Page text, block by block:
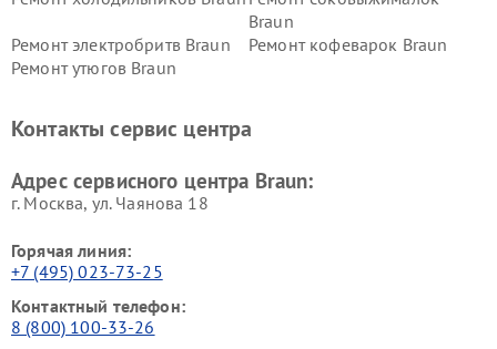
Braun
Ремонт электробритв Braun
Ремонт кофеварок Braun
Ремонт утюгов Braun
Контакты сервис центра
Адрес сервисного центра Braun:
г. Москва, ул. Чаянова 18
Горячая линия:
+7 (495) 023-73-25
Контактный телефон:
8 (800) 100-33-26